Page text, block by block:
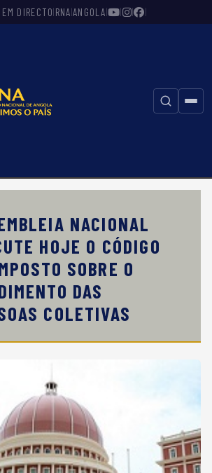
DIRECTO|RNA|ANGOLA| | | |
⚲
NACIONAL
HOJE O CÓDIGO
SOBRE O
DAS
COLETIVAS